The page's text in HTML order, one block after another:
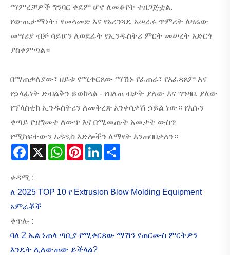
ማምረቻዎች ግንባር ቀደም ሆኖ ለመቆየት ተዘጋጅቷል.
የውጤታማነት፣ የመላመድ እና የአረንጓዴ አሠራሩ ጥምረት ለዛሬው
መሣሪያ ብቻ ሳይሆን ለወደፊት የኢንዱስትሪ ምርት መሠረት አድርጎ
ያስቀምጣል።
በማጠቃለያው፣ ዘይቱ የሚቀርጸው ማሽኑ የፈጠራ፣ የአፈጻጸም እና
የኃላፊነት ድብልቅን ይወክላል - የበለጠ ብቃት ያለው እና ግንዛቤ ያለው
የፕላስቲክ ኢንዱስትሪን ለመቅረጽ አንቀሳቃሽ ኃይል ነው። የእሱን
ቀጣይ የዝግመተ ለውጥ እና በሚመጡት አመታት ውስጥ
የሚከፍተውን አዳዲስ እድሎችን ለማየት እንጠባበቃለን።
Facebook
X WhatsAppPinterestLinkedIn
ቀዳሚ :
ለ 2025 TOP 10 የ Extrusion Blow Molding Equipment
አምራቾች
ቀጥሎ :
ባለ 2 ኤል ነጠላ ጣቢያ የሚቀርጸው ማሽን የጠርሙስ ምርትዎን
እንዴት ሊለውጠው ይችላል?